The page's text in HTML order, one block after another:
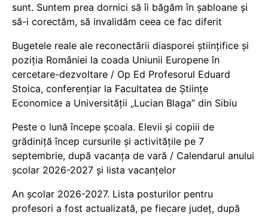
sunt. Suntem prea dornici să îi băgăm în șabloane și
să-i corectăm, să invalidăm ceea ce fac diferit
Bugetele reale ale reconectării diasporei științifice și
poziția României la coada Uniunii Europene în
cercetare-dezvoltare / Op Ed Profesorul Eduard
Stoica, conferențiar la Facultatea de Științe
Economice a Universității „Lucian Blaga” din Sibiu
Peste o lună începe școala. Elevii și copiii de
grădiniță încep cursurile și activitățile pe 7
septembrie, după vacanța de vară / Calendarul anului
școlar 2026-2027 și lista vacanțelor
An școlar 2026-2027. Lista posturilor pentru
profesori a fost actualizată, pe fiecare județ, după